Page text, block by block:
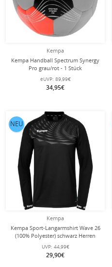
Kempa
Kempa Handball Spectrum Synergy
Pro grau/rot - 1 Stück
eUVP: 89,99€
34,95€
Kempa
Kempa Sport-Langarmshirt Wave 26
(100% Polyester) schwarz Herren
UVP: 44,99€
29,90€
NEU